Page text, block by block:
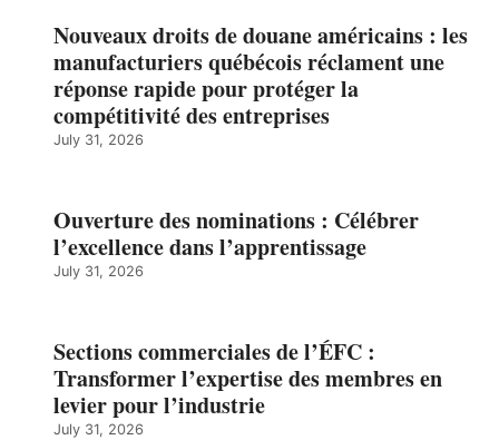
Nouveaux droits de douane américains : les
manufacturiers québécois réclament une
réponse rapide pour protéger la
compétitivité des entreprises
July 31, 2026
Ouverture des nominations : Célébrer
l’excellence dans l’apprentissage
July 31, 2026
Sections commerciales de l’ÉFC :
Transformer l’expertise des membres en
levier pour l’industrie
July 31, 2026